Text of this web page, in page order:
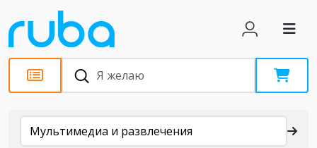
Каталог
Мультимедиа и развлечения